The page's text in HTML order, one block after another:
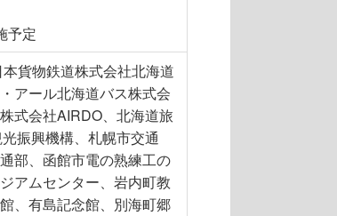
予定
貨物鉄道株式会社北海道
アール北海道バス株式会
式会社AIRDO、北海道旅
振興機構、札幌市交通
部、函館市電の熟練工の
アムセンター、岩内町教
、有島記念館、別海町郷